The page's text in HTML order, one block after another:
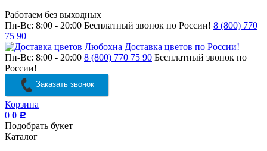
Работаем без выходных
Пн-Вс: 8:00 - 20:00 Бесплатный звонок по России! 8 (800) 770
75 90
Доставка цветов по России!
Пн-Вс: 8:00 - 20:00 8 (800) 770 75 90 Бесплатный звонок по
России!
Заказать звонок
Корзина
0 0 Р
Подобрать букет
Каталог